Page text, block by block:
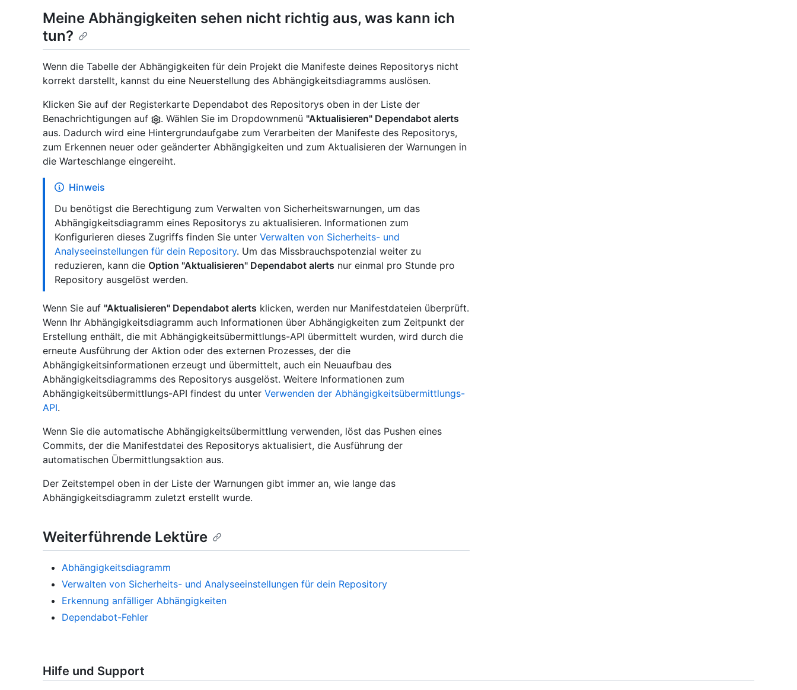
Meine Abhängigkeiten sehen nicht richtig aus, was kann ich
tun?
Wenn die Tabelle der Abhängigkeiten für dein Projekt die Manifeste deines Repositorys nicht
korrekt darstellt, kannst du eine Neuerstellung des Abhängigkeitsdiagramms auslösen.
Klicken Sie auf der Registerkarte Dependabot des Repositorys oben in der Liste der
Benachrichtigungen auf
. Wählen Sie im Dropdownmenü "Aktualisieren" Dependabot alerts
aus. Dadurch wird eine Hintergrundaufgabe zum Verarbeiten der Manifeste des Repositorys,
zum Erkennen neuer oder geänderter Abhängigkeiten und zum Aktualisieren der Warnungen in
die Warteschlange eingereiht.
Hinweis
Du benötigst die Berechtigung zum Verwalten von Sicherheitswarnungen, um das
Abhängigkeitsdiagramm eines Repositorys zu aktualisieren. Informationen zum
Konfigurieren dieses Zugriffs finden Sie unter Verwalten von Sicherheits- und
Analyseeinstellungen für dein Repository. Um das Missbrauchspotenzial weiter zu
reduzieren, kann die Option "Aktualisieren" Dependabot alerts nur einmal pro Stunde pro
Repository ausgelöst werden.
Wenn Sie auf "Aktualisieren" Dependabot alerts klicken, werden nur Manifestdateien überprüft.
Wenn Ihr Abhängigkeitsdiagramm auch Informationen über Abhängigkeiten zum Zeitpunkt der
Erstellung enthält, die mit Abhängigkeitsübermittlungs-API übermittelt wurden, wird durch die
erneute Ausführung der Aktion oder des externen Prozesses, der die
Abhängigkeitsinformationen erzeugt und übermittelt, auch ein Neuaufbau des
Abhängigkeitsdiagramms des Repositorys ausgelöst. Weitere Informationen zum
Abhängigkeitsübermittlungs-API findest du unter Verwenden der Abhängigkeitsübermittlungs-
API.
Wenn Sie die automatische Abhängigkeitsübermittlung verwenden, löst das Pushen eines
Commits, der die Manifestdatei des Repositorys aktualisiert, die Ausführung der
automatischen Übermittlungsaktion aus.
Der Zeitstempel oben in der Liste der Warnungen gibt immer an, wie lange das
Abhängigkeitsdiagramm zuletzt erstellt wurde.
Weiterführende Lektüre
Abhängigkeitsdiagramm
Verwalten von Sicherheits- und Analyseeinstellungen für dein Repository
Erkennung anfälliger Abhängigkeiten
Dependabot-Fehler
Hilfe und Support